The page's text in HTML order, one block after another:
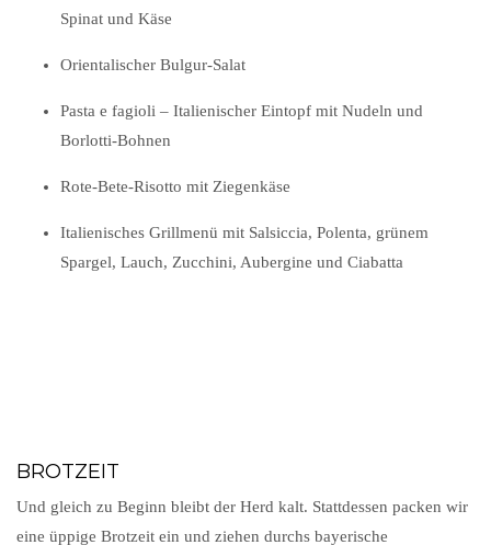
Spinat und Käse
Orientalischer Bulgur-Salat
Pasta e fagioli – Italienischer Eintopf mit Nudeln und
Borlotti-Bohnen
Rote-Bete-Risotto mit Ziegenkäse
Italienisches Grillmenü mit Salsiccia, Polenta, grünem
Spargel, Lauch, Zucchini, Aubergine und Ciabatta
BROTZEIT
Und gleich zu Beginn bleibt der Herd kalt. Stattdessen packen wir
eine üppige Brotzeit ein und ziehen durchs bayerische